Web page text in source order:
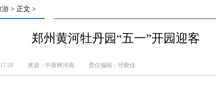
游 > 正文 >
郑州黄河牡丹园“五一”开园迎客
来源：中新网河南 责任编辑：经晓佳